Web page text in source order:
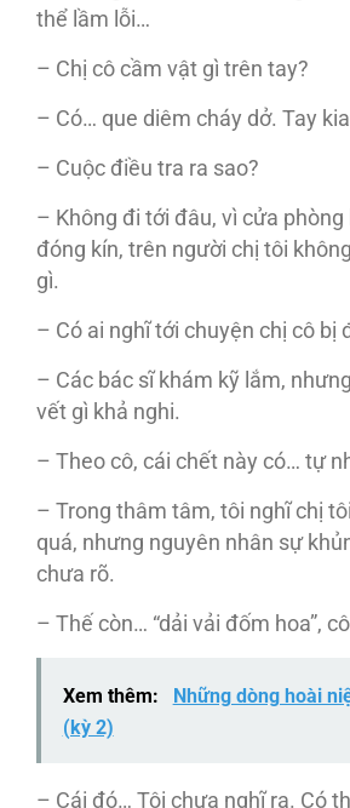
thể lầm lỗi…
– Chị cô cầm vật gì trên tay?
– Có… que diêm cháy dở. Tay
– Cuộc điều tra ra sao?
– Không đi tới đâu, vì cửa phòng
đóng kín, trên người chị tôi
gì.
– Có ai nghĩ tới chuyện chị cô bị
– Các bác sĩ khám kỹ lắm,
vết gì khả nghi.
– Theo cô, cái chết này có… tự
– Trong thâm tâm, tôi nghĩ chị
quá, nhưng nguyên nhân sự
chưa rõ.
– Thế còn… “dải vải đốm hoa”,
Xem thêm:
Những dòng hoài
(kỳ 2)
– Cái đó… Tôi chưa nghĩ ra. Có